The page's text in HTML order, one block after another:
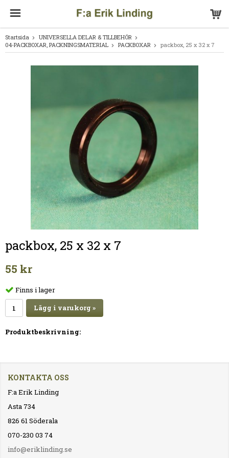
Startsida
UNIVERSELLA DELAR & TILLBEHÖR
04-PACKBOXAR, PACKNINGSMATERIAL
PACKBOXAR packbox, 25 x 32 x 7
packbox, 25 x 32 x 7
55 kr
Finns i lager
Lägg i varukorg »
Produktbeskrivning:
KONTAKTA OSS
F:a Erik Linding
Asta 734
826 61 Söderala
070-230 03 74
info@eriklinding.se